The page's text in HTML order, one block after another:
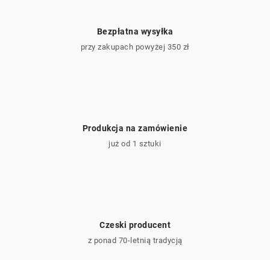
Bezpłatna wysyłka
przy zakupach powyżej 350 zł
Produkcja na zamówienie
już od 1 sztuki
Czeski producent
z ponad 70-letnią tradycją